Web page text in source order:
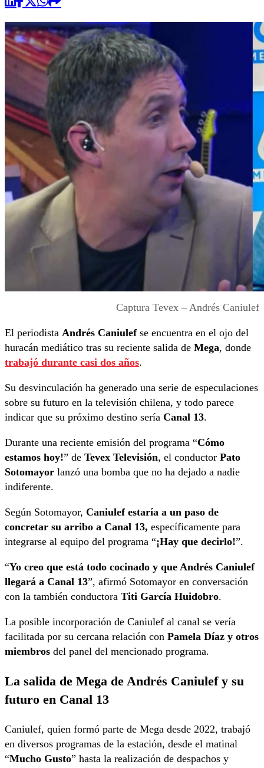
Captura Tevex – Andrés Caniulef
El periodista Andrés Caniulefse encuentra en el ojo del
huracán mediático tras su reciente salida de Mega, donde
trabajó durante casi dos años.
Su desvinculación ha generado una serie de especulaciones
sobre su futuro en la televisión chilena, y todo parece
indicar que su próximo destino sería Canal 13.
Durante una reciente emisión del programa “Cómo
estamos hoy!” de Tevex Televisión, el conductor Pato
Sotomayor lanzó una bomba que no ha dejado a nadie
indiferente.
Según Sotomayor, Caniulef estaría a un paso de
concretar su arribo a Canal 13, específicamente para
integrarse al equipo del programa “¡Hay que decirlo!”.
“Yo creo que está todo cocinado y que Andrés Caniulef
llegará a Canal 13”, afirmó Sotomayor en conversación
con la también conductora Titi García Huidobro.
La posible incorporación de Caniulef al canal se vería
facilitada por su cercana relación con Pamela Díaz y otros
miembros del panel del mencionado programa.
La salida de Mega de Andrés Caniulef y su
futuro en Canal 13
Caniulef, quien formó parte de Mega desde 2022, trabajó
en diversos programas de la estación, desde el matinal
“Mucho Gusto” hasta la realización de despachos y